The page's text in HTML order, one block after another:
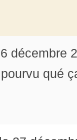
décembre
qué